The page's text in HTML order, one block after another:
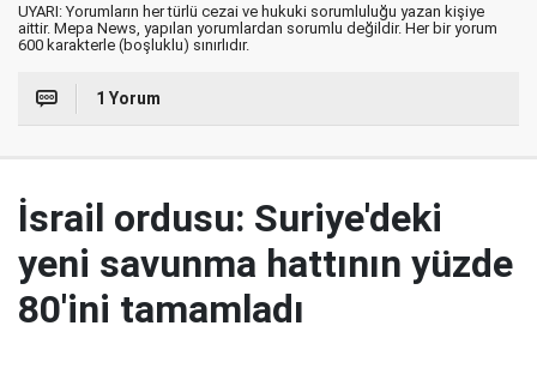
UYARI: Yorumların her türlü cezai ve hukuki sorumluluğu yazan kişiye
aittir. Mepa News, yapılan yorumlardan sorumlu değildir. Her bir yorum
600 karakterle (boşluklu) sınırlıdır.
1 Yorum
İsrail ordusu: Suriye'deki
yeni savunma hattının yüzde
80'ini tamamladı